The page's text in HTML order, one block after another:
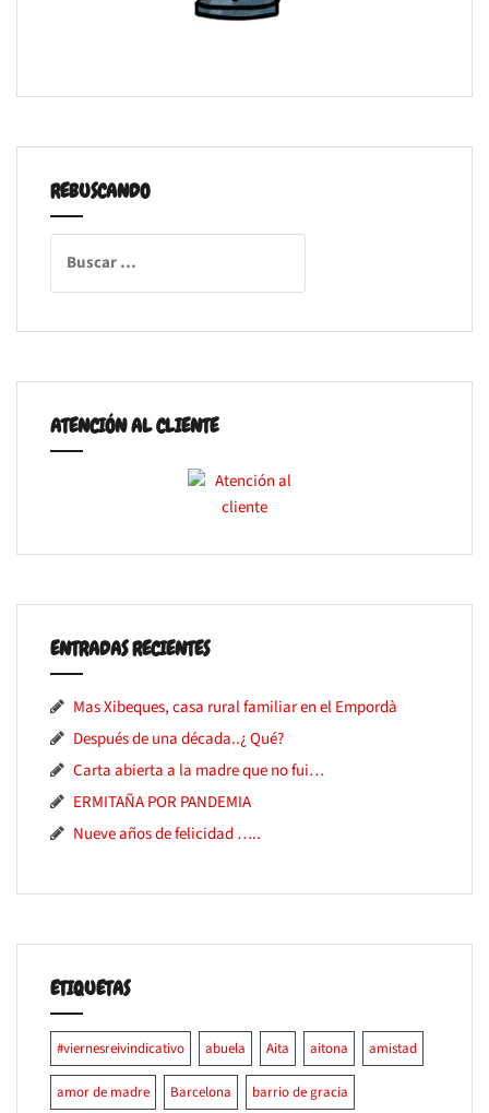
REBUSCANDO
ATENCIÓN AL CLIENTE
ENTRADAS RECIENTES
Mas Xibeques, casa rural familiar en el Empordà
Después de una década..¿ Qué?
Carta abierta a la madre que no fui…
ERMITAÑA POR PANDEMIA
Nueve años de felicidad …..
ETIQUETAS
#viernesreivindicativo abuela Aita aitona amistad
amor de madre Barcelona barrio de gracia